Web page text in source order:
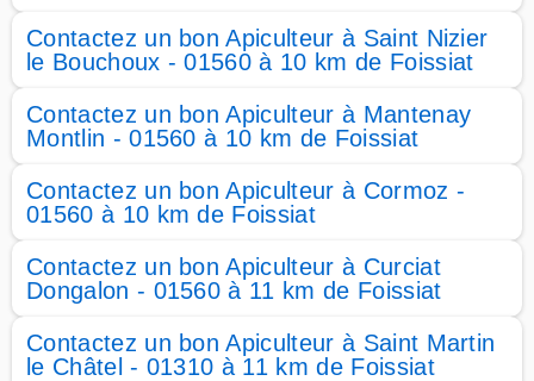
Contactez un bon Apiculteur à Saint Nizier
le Bouchoux - 01560 à 10 km de Foissiat
Contactez un bon Apiculteur à Mantenay
Montlin - 01560 à 10 km de Foissiat
Contactez un bon Apiculteur à Cormoz -
01560 à 10 km de Foissiat
Contactez un bon Apiculteur à Curciat
Dongalon - 01560 à 11 km de Foissiat
Contactez un bon Apiculteur à Saint Martin
le Châtel - 01310 à 11 km de Foissiat